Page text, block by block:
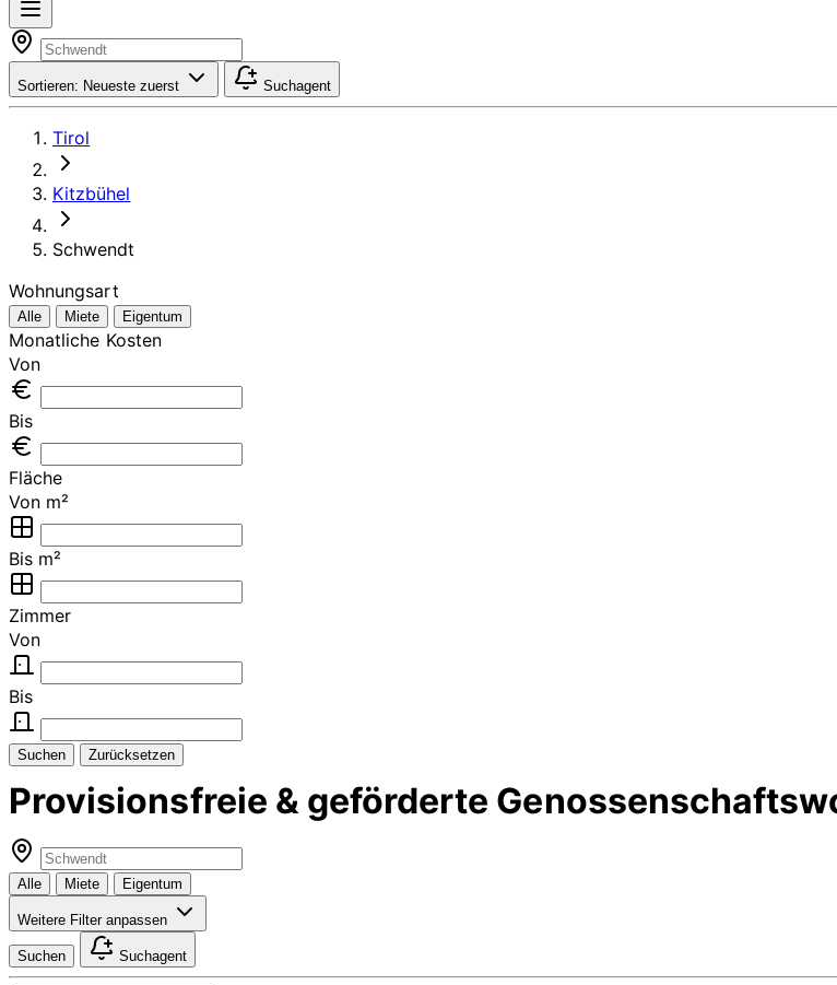
Sortieren: Neueste zuerst Suchagent
Tirol
Kitzbühel
Schwendt
Wohnungsart
Alle Miete Eigentum
Monatliche Kosten
Von
Bis
Fläche
Von m²
Bis m²
Zimmer
Von
Bis
Suchen Zurücksetzen
Provisionsfreie & geförderte
Alle Miete Eigentum
Weitere Filter anpassen
Suchen Suchagent